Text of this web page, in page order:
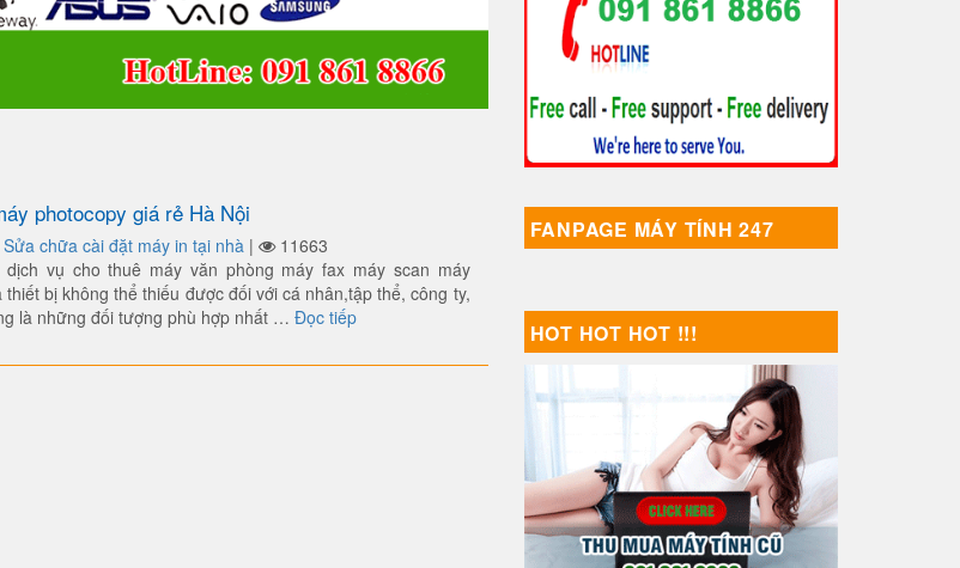
photocopy giá rẻ Hà Nội
Sửa chữa cài đặt máy in tại nhà |
11663
vụ cho thuê máy văn phòng máy fax máy scan máy
bị không thể thiếu được đối với cá nhân,tập thể, công ty,
là những đối tượng phù hợp nhất … Đọc tiếp“Cho thuê máy in,máy scan máy photocopy giá rẻ Hà Nội”
FANPAGE MÁY TÍNH 247
HOT HOT HOT !!!